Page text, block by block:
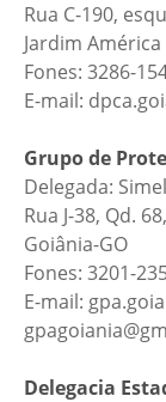
Rua C-190,
Jardim América
Fones: 3286-
E-mail:
Grupo de
Delegada:
Rua J-38, Qd.
Goiânia-GO
Fones: 3201-
E-mail:
Delegacia